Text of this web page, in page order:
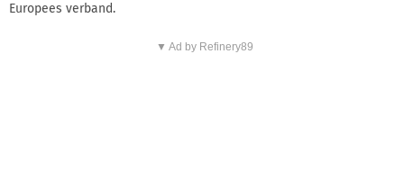
Europees verband.
▼ Ad by Refinery89